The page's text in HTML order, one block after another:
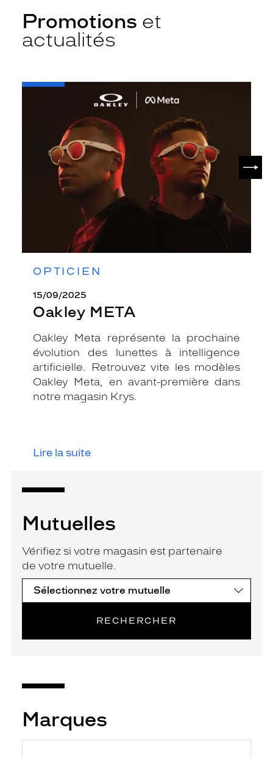
Promotions et
actualités
OPTICIEN
15/09/2025
Oakley META
Oakley Meta représente la prochaine
évolution des lunettes à intelligence
artificielle. Retrouvez vite les modèles
Oakley Meta, en avant-première dans
notre magasin Krys.
Lire la suite
-
Mutuelles
Vérifiez si votre magasin est partenaire
de votre mutuelle.
RECHERCHER
Marques